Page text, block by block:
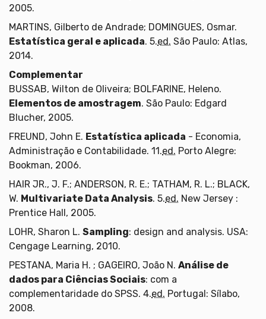
2005.
MARTINS, Gilberto de Andrade; DOMINGUES, Osmar.
Estatística geral e aplicada. 5.ed. São Paulo: Atlas,
2014.
Complementar
BUSSAB, Wilton de Oliveira; BOLFARINE, Heleno.
Elementos de amostragem. São Paulo: Edgard
Blucher, 2005.
FREUND, John E. Estatística aplicada - Economia,
Administração e Contabilidade. 11.ed. Porto Alegre:
Bookman, 2006.
HAIR JR., J. F.; ANDERSON, R. E.; TATHAM, R. L.; BLACK,
W. Multivariate Data Analysis. 5.ed. New Jersey :
Prentice Hall, 2005.
LOHR, Sharon L. Sampling: design and analysis. USA:
Cengage Learning, 2010.
PESTANA, Maria H. ; GAGEIRO, João N. Análise de
dados para Ciências Sociais: com a
complementaridade do SPSS. 4.ed. Portugal: Sílabo,
2008.